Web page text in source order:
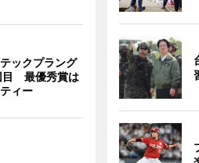
ックプラング
目 最優秀賞は
ィー